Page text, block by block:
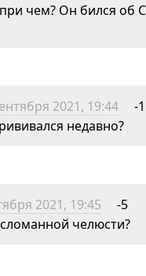
чем? Он бился
2021, 19:44
-1
недавно?
2021, 19:45
-5
челюсти?